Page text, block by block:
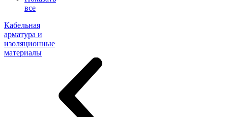
все
Кабельная
арматура и
изоляционные
материалы